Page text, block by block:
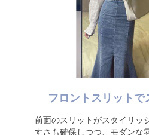
フロントスリットで
前面のスリットがスタイリッ
すさも確保しつつ、モダンな